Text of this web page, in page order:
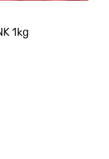
1kg